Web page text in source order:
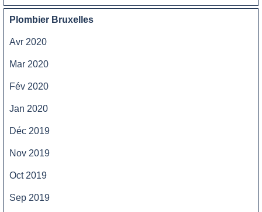
Plombier Bruxelles
Avr 2020
Mar 2020
Fév 2020
Jan 2020
Déc 2019
Nov 2019
Oct 2019
Sep 2019